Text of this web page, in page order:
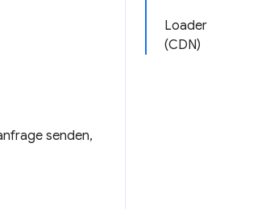
Loader
(CDN)
senden,